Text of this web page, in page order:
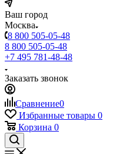
Ваш город
Москва
8 800 505-05-48
8 800 505-05-48
+7 495 781-48-48
Заказать звонок
Сравнение0
Избранные товары 0
Корзина 0